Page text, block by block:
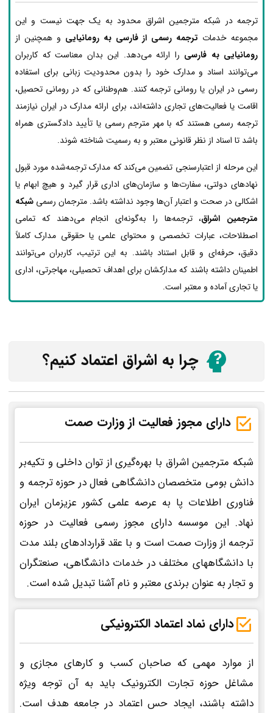
ترجمه در شبکه مترجمین اشراق محدود به یک جهت نیست و این
مجموعه خدمات ترجمه رسمی از فارسی به رومانیایی و همچنین از
رومانیایی به فارسی را ارائه می‌دهد. این بدان معناست که کاربران
می‌توانند اسناد و مدارک خود را بدون محدودیت زبانی برای استفاده
رسمی در ایران یا رومانی ترجمه کنند. هم‌وطنانی که در رومانی تحصیل،
اقامت یا فعالیت‌های تجاری داشته‌اند، برای ارائه مدارک در ایران نیازمند
ترجمه رسمی هستند که با مهر مترجم رسمی یا تأیید دادگستری همراه
باشد تا اسناد از نظر قانونی معتبر و به رسمیت شناخته شوند.
این مرحله از اعتبارسنجی تضمین می‌کند که مدارک ترجمه‌شده مورد قبول
نهادهای دولتی، سفارت‌ها و سازمان‌های اداری قرار گیرد و هیچ ابهام یا
اشکالی در صحت و اعتبار آن‌ها وجود نداشته باشد. مترجمان رسمی شبکه
مترجمین اشراق، ترجمه‌ها را به‌گونه‌ای انجام می‌دهند که تمامی
اصطلاحات، عبارات تخصصی و محتوای علمی یا حقوقی مدارک کاملاً
دقیق، حرفه‌ای و قابل استناد باشند. به این ترتیب، کاربران می‌توانند
اطمینان داشته باشند که مدارکشان برای اهداف تحصیلی، مهاجرتی، اداری
یا تجاری آماده و معتبر است.
چرا به اشراق اعتماد کنیم؟
دارای مجوز فعالیت از وزارت صمت
شبکه مترجمین اشراق با بهره‌گیری از توان داخلی و تکیه‌بر
دانش بومی متخصصان دانشگاهی فعال در حوزه ترجمه و
فناوری اطلاعات پا به عرصه علمی کشور عزیزمان ایران
نهاد. این موسسه دارای مجوز رسمی فعالیت در حوزه
ترجمه از وزارت صمت است و با عقد قراردادهای بلند مدت
با دانشگاههای مختلف در خدمات دانشگاهی، صنعتگران
و تجار به عنوان برندی معتبر و نام آشنا تبدیل شده است.
دارای نماد اعتماد الکترونیکی
از موارد مهمی که صاحبان کسب و کارهای مجازی و
مشاغل حوزه تجارت الکترونیک باید به آن توجه ویژه
داشته باشند، ایجاد حس اعتماد در جامعه هدف است.